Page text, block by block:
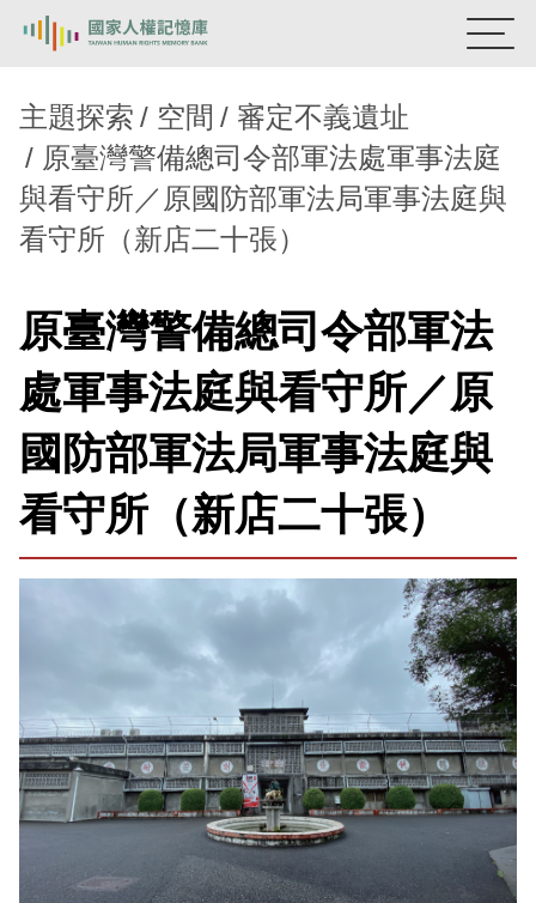
熱門關鍵字： 陳孟和 李舜治 鹿窟事件
安康接待室
新生訓導處
蛋殼畫 送物單
主題探索
背景知識
關於我們
意見信箱
主題探索 空間
審定不義遺址
原臺灣警備總司令部軍法處軍事法庭
與看守所／原國防部軍法局軍事法庭與
看守所（新店二十張）
原臺灣警備總司令部軍法
處軍事法庭與看守所／原
國防部軍法局軍事法庭與
看守所（新店二十張）